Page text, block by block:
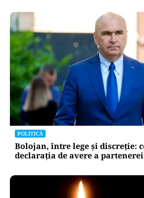
POLITICĂ
Bolojan, între lege și discreție:
declarația de avere a